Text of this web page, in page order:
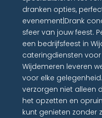
dranken opties,
evenement|Drank
sfeer van jouw feest.
een bedrijfsfeest in
cateringdiensten
Wijdemeren leveren
voor elke
verzorgen niet alleen
het opzetten en
kunt genieten zonder